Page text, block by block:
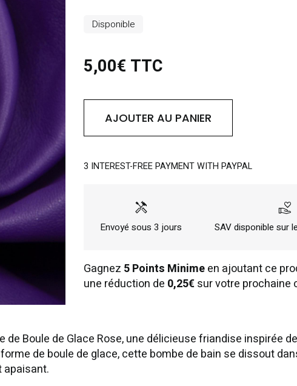
Disponible
5,00€ TTC
AJOUTER AU PANIER
3 INTEREST-FREE PAYMENT WITH PAYPAL
handyman
Envoyé sous 3 jours
volunteer_activism
SAV disponible sur
Gagnez 5 Points Minimeen ajoutant ce
une réduction de 0,25€sur votre prochaine
de Boule de Glace Rose, une délicieuse friandise inspirée
de boule de glace, cette bombe de bain se dissout
apaisant.